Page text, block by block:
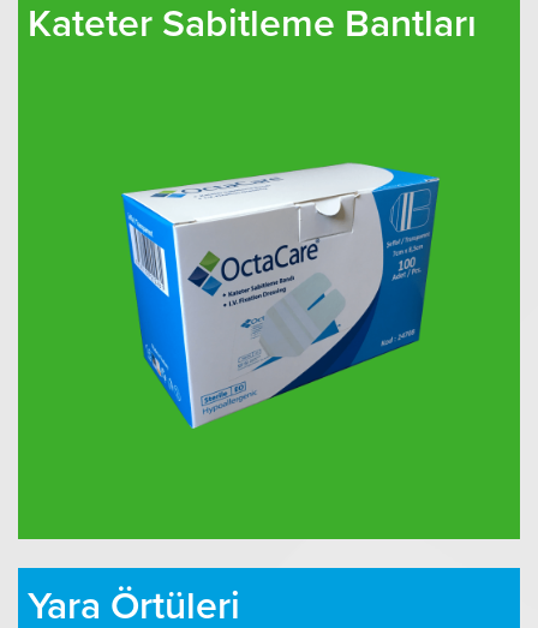
Kateter Sabitleme Bantları
Yara Örtüleri